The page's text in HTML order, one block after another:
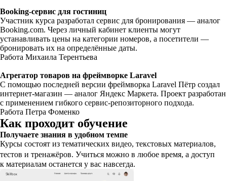
Booking-сервис для гостиниц
Участник курса разработал сервис для бронирования — аналог
Booking.com. Через личный кабинет клиенты могут
устанавливать цены на категории номеров, а посетители —
бронировать их на определённые даты.
Работа Михаила Терентьева
Агрегатор товаров на фреймворке Laravel
С помощью последней версии фреймворка Laravel Пётр создал
интернет-магазин — аналог Яндекс Маркета. Проект разработан
с применением гибкого сервис-репозиторного подхода.
Работа Петра Фоменко
Как проходит обучение
Получаете знания в удобном темпе
Курсы состоят из тематических видео, текстовых материалов,
тестов и тренажёров. Учиться можно в любое время, а доступ
к материалам останется у вас навсегда.